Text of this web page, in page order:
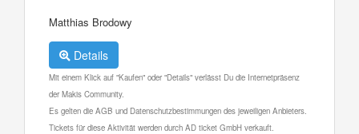
Matthias Brodowy
Details
Mit einem Klick auf "Kaufen" oder "Details" verlässt Du die Internetpräsenz
der Makis Community.
Es gelten die AGB und Datenschutzbestimmungen des jeweiligen Anbieters.
Tickets für diese Aktivität werden durch AD ticket GmbH verkauft.